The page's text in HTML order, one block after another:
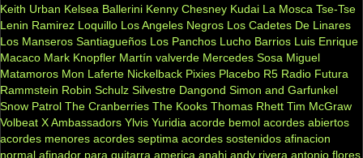
Keith Urban Kelsea Ballerini Kenny Chesney Kudai La Mosca Tse-Tse
Lenin Ramirez Loquillo Los Angeles Negros Los Cadetes De Linares
Los Manseros Santiagueños Los Panchos Lucho Barrios Luis Enrique
Macaco Mark Knopfler Martín valverde Mercedes Sosa Miguel
Matamoros Mon Laferte Nickelback Pixies Placebo R5 Radio Futura
Rammstein Robin Schulz Silvestre Dangond Simon and Garfunkel
Snow Patrol The Cranberries The Kooks Thomas Rhett Tim McGraw
Volbeat X Ambassadors Ylvis Yuridia acorde bemol acordes abiertos
acordes menores acordes septima acordes sostenidos afinacion
normal afinador para guitarra america anahi andy rivera antonio flores